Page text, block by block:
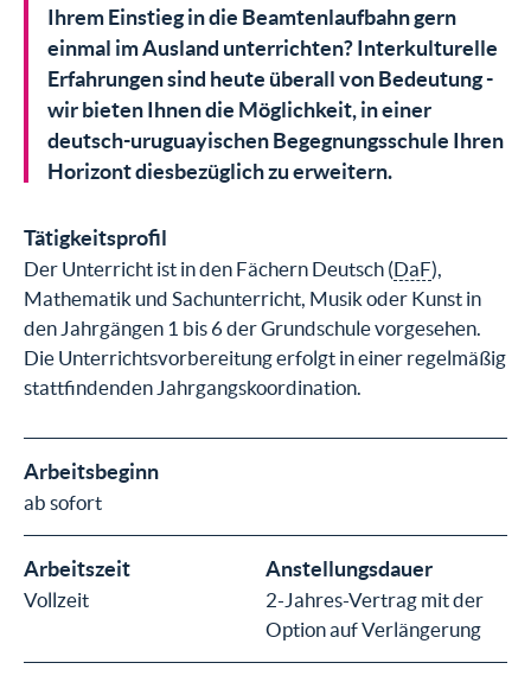
Ihrem Einstieg in die Beamtenlaufbahn gern
einmal im Ausland unterrichten? Interkulturelle
Erfahrungen sind heute überall von Bedeutung -
wir bieten Ihnen die Möglichkeit, in einer
deutsch-uruguayischen Begegnungsschule Ihren
Horizont diesbezüglich zu erweitern.
Tätigkeitsprofil
Der Unterricht ist in den Fächern Deutsch (DaF),
Mathematik und Sachunterricht, Musik oder Kunst in
den Jahrgängen 1 bis 6 der Grundschule vorgesehen.
Die Unterrichtsvorbereitung erfolgt in einer regelmäßig
stattfindenden Jahrgangskoordination.
Arbeitsbeginn
ab sofort
Arbeitszeit
Vollzeit
Anstellungsdauer
2-Jahres-Vertrag mit der
Option auf Verlängerung